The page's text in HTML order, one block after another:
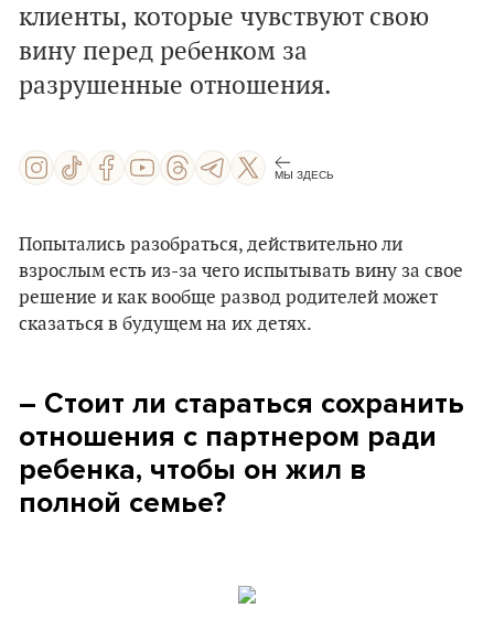
клиенты, которые чувствуют свою
вину перед ребенком за
разрушенные отношения.
МЫ ЗДЕСЬ
Попытались разобраться, действительно ли
взрослым есть из-за чего испытывать вину за свое
решение и как вообще развод родителей может
сказаться в будущем на их детях.
– Стоит ли стараться сохранить
отношения с партнером ради
ребенка, чтобы он жил в
полной семье?